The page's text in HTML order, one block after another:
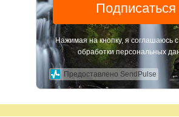
Подписаться
Нажимая на кнопку, я соглашаюсь
обработки персональных
Предоставлено SendPulse